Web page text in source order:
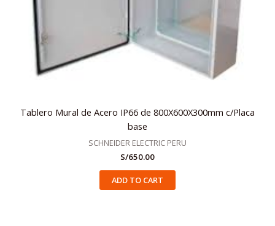
Tablero Mural de Acero IP66 de 800X600X300mm c/Placa
base
SCHNEIDER ELECTRIC PERU
S/650.00
ADD TO CART